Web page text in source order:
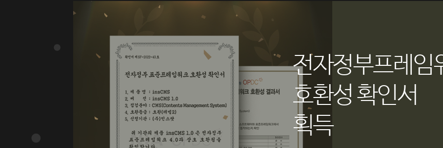
전자정부프레임
호환성 확인서
획득